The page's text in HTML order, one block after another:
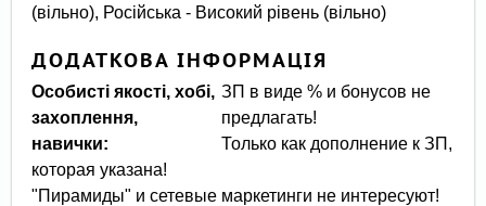
(вільно), Російська - Високий рівень (вільно)
ДОДАТКОВА ІНФОРМАЦІЯ
Особисті якості, хобі,
захоплення,
навички:
ЗП в виде % и бонусов не
предлагать!
Только как дополнение к ЗП,
которая указана!
"Пирамиды" и сетевые маркетинги не интересуют!